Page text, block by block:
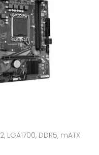
DDR5, mATX